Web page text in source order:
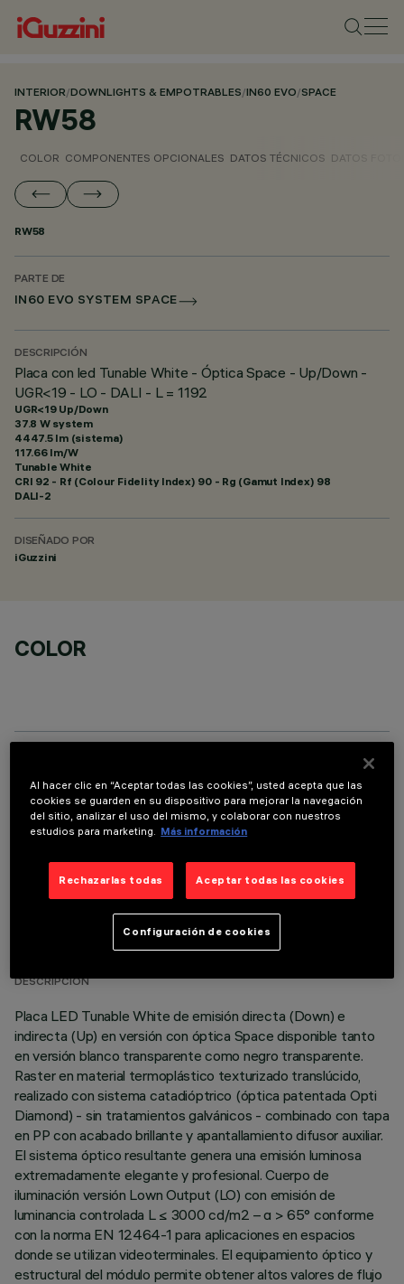
INTERIOR/DOWNLIGHTS & EMPOTRABLES/IN60 EVO/SPACE
RW58
COLOR COMPONENTES OPCIONALES DATOS TÉCNICOS DATOS
RW58
PARTE DE
IN60 EVO SYSTEM SPACE
DESCRIPCIÓN
Placa con led Tunable White - Óptica Space - Up/Down -
UGR<19 - LO - DALI - L = 1192
UGR<19 Up/Down
37.8 W system
4447.5 lm (sistema)
117.66 lm/W
Tunable White
CRI 92 - Rf (Colour Fidelity Index) 90 - Rg (Gamut Index) 98
DALI-2
DISEÑADO POR
iGuzzini
COLOR
COMPONENTES OPCIONALES
DATOS TÉCNICOS
ÚLTIMA ACTUALIZACIÓN: 06/08/2026
DESCRIPCIÓN
Placa LED Tunable White de emisión directa (Down) e
indirecta (Up) en versión con óptica Space disponible tanto
en versión blanco transparente como negro transparente.
Raster en material termoplástico texturizado translúcido,
realizado con sistema catadióptrico (óptica patentada Opti
Diamond) - sin tratamientos galvánicos - combinado con tapa
en PP con acabado brillante y apantallamiento difusor auxiliar.
El sistema óptico resultante genera una emisión luminosa
extremadamente elegante y profesional. Cuerpo de
iluminación versión Lown Output (LO) con emisión de
luminancia controlada L ≤ 3000 cd/m2 – α > 65° conforme
con la norma EN 12464-1 para aplicaciones en espacios
donde se utilizan videoterminales. El equipamiento óptico y
estructural del módulo permite obtener altos valores de flujo
Al hacer clic en “Aceptar todas las cookies”, usted acepta que las
cookies se guarden en su dispositivo para mejorar la navegación
del sitio, analizar el uso del mismo, y colaborar con nuestros
estudios para marketing.
Más información
Rechazarlas todas Aceptar todas las cookies
Configuración de cookies